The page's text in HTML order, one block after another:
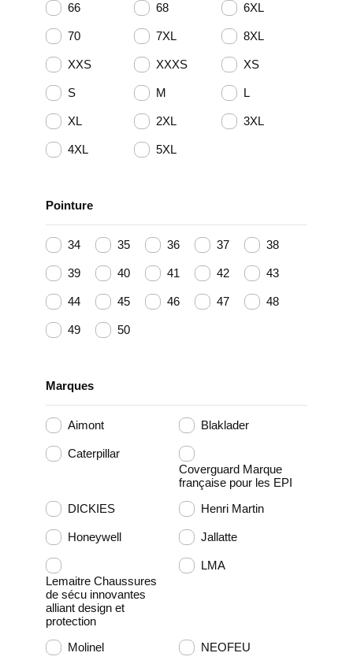
66 68 6XL
70 7XL 8XL
XXS XXXS XS
S M L
XL 2XL 3XL
4XL 5XL
Pointure
34 35 36 37 38
39 40 41 42 43
44 45 46 47 48
49 50
Marques
Aimont Blaklader
Caterpillar
Coverguard Marque
française pour les EPI
DICKIES
Henri Martin
Honeywell Jallatte
Lemaitre Chaussures
de sécu innovantes
alliant design et
protection
LMA
Molinel NEOFEU